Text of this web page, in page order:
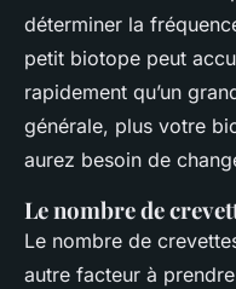
déterminer la
petit biotope peut
rapidement qu’un
générale, plus votre
aurez besoin de
Le nombre de
Le nombre de
autre facteur à